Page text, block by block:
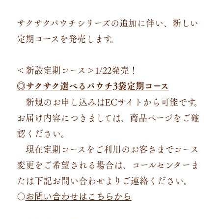
サクサクパウチシリーズの追加に伴い、新しい
定期コースを発売します。
＜新設定期コース＞1/22発売！
◎サクサク選べるパウチ3袋定期コース
新規のお申し込みはECサイトから可能です。
お届け内容につきましては、商品ページをご確
認ください。
現在定期コースをご利用のお客さまでコース
変更をご希望される場合は、コールセンターま
たは下記お問い合わせよりご連絡ください。
〇お問い合わせはこちらから